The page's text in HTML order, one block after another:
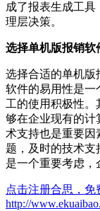
成了报表生成工
理层决策。
选择单机版报销软
选择合适的单机版
软件的易用性是一
工的使用积极性
够在企业现有的计
术支持也是重要因
题，及时的技术支
是一个重要考虑，
点击注册合思，免
http://